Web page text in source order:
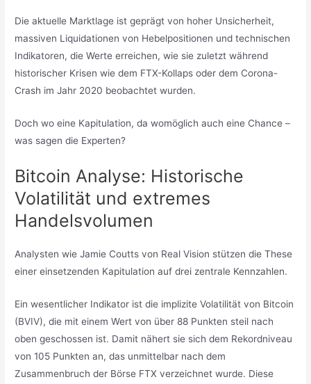
Die aktuelle Marktlage ist geprägt von hoher Unsicherheit,
massiven Liquidationen von Hebelpositionen und technischen
Indikatoren, die Werte erreichen, wie sie zuletzt während
historischer Krisen wie dem FTX-Kollaps oder dem Corona-
Crash im Jahr 2020 beobachtet wurden.
Doch wo eine Kapitulation, da womöglich auch eine Chance –
was sagen die Experten?
Bitcoin Analyse: Historische
Volatilität und extremes
Handelsvolumen
Analysten wie Jamie Coutts von Real Vision stützen die These
einer einsetzenden Kapitulation auf drei zentrale Kennzahlen.
Ein wesentlicher Indikator ist die implizite Volatilität von Bitcoin
(BVIV), die mit einem Wert von über 88 Punkten steil nach
oben geschossen ist. Damit nähert sie sich dem Rekordniveau
von 105 Punkten an, das unmittelbar nach dem
Zusammenbruch der Börse FTX verzeichnet wurde. Diese